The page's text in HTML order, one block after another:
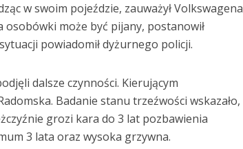
w swoim pojeździe, zauważył Volkswagena
osobówki może być pijany, postanowił
powiadomił dyżurnego policji.
dalsze czynności. Kierującym
Badanie stanu trzeźwości wskazało,
grozi kara do 3 lat pozbawienia
3 lata oraz wysoka grzywna.